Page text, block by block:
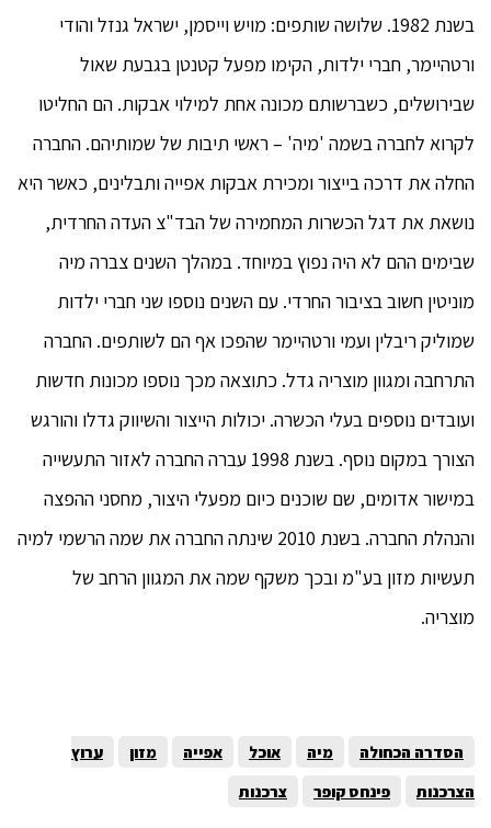
בשנת 1982. שלושה שותפים: מויש וייסמן, ישראל גנזל והודי
ורטהיימר, חברי ילדות, הקימו מפעל קטנטן בגבעת שאול
שבירושלים, כשברשותם מכונה אחת למילוי אבקות. הם החליטו
לקרוא לחברה בשמה 'מיה' – ראשי תיבות של שמותיהם. החברה
החלה את דרכה בייצור ומכירת אבקות אפייה ותבלינים, כאשר היא
נושאת את דגל הכשרות המחמירה של הבד"צ העדה החרדית,
שבימים ההם לא היה נפוץ במיוחד. במהלך השנים צברה מיה
מוניטין חשוב בציבור החרדי. עם השנים נוספו שני חברי ילדות
שמוליק ריבלין ועמי ורטהיימר שהפכו אף הם לשותפים. החברה
התרחבה ומגוון מוצריה גדל. כתוצאה מכך נוספו מכונות חדשות
ועובדים נוספים בעלי הכשרה. יכולות הייצור והשיווק גדלו והורגש
הצורך במקום נוסף. בשנת 1998 עברה החברה לאזור התעשייה
במישור אדומים, שם שוכנים כיום מפעלי היצור, מחסני ההפצה
והנהלת החברה. בשנת 2010 שינתה החברה את שמה הרשמי למיה
תעשיות מזון בע"מ ובכך משקף שמה את המגוון הרחב של
מוצריה.
הסדרה הכחולה מיה אוכל אפייה מזון
ערוץ
הצרכנות
פינחס קופר צרכנות